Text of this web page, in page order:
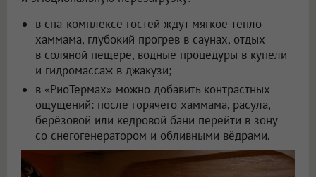
в спа-комплексе гостей ждут мягкое тепло
хаммама, глубокий прогрев в саунах, отдых
в соляной пещере, водные процедуры в купели
и гидромассаж в джакузи;
в «РиоТермах» можно добавить контрастных
ощущений: после горячего хаммама, расула,
берёзовой или кедровой бани перейти в зону
со снегогенератором и обливными вёдрами.